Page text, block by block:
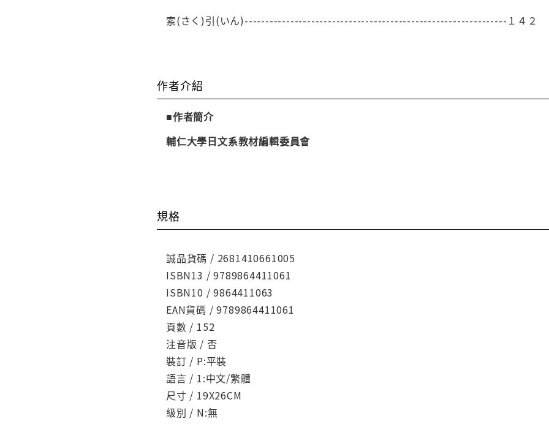
索(さく)引(いん)---------------------------------------------------------------１４２
作者介紹
■作者簡介
輔仁大學日文系教材編輯委員會
規格
誠品貨碼 / 2681410661005
ISBN13 / 9789864411061
ISBN10 / 9864411063
EAN貨碼 / 9789864411061
頁數 / 152
注音版 / 否
裝訂 / P:平裝
語言 / 1:中文/繁體
尺寸 / 19X26CM
級別 / N:無